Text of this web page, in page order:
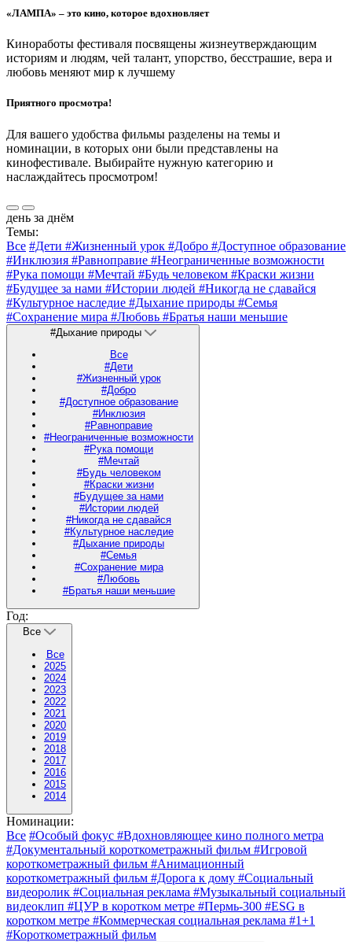
«ЛАМПА» – это кино, которое вдохновляет
Киноработы фестиваля посвящены жизнеутверждающим
историям и людям, чей талант, упорство, бесстрашие, вера и
любовь меняют мир к лучшему
Приятного просмотра!
Для вашего удобства фильмы разделены на темы и
номинации, в которых они были представлены на
кинофестивале. Выбирайте нужную категорию и
наслаждайтесь просмотром!
день за днём
Темы:
Все #Дети #Жизненный урок #Добро #Доступное образование
#Инклюзия #Равноправие #Неограниченные возможности
#Рука помощи #Мечтай #Будь человеком #Краски жизни
#Будущее за нами #Истории людей #Никогда не сдавайся
#Культурное наследие #Дыхание природы #Семья
#Сохранение мира #Любовь #Братья наши меньшие
#Дыхание природы
Все
#Дети
#Жизненный урок
#Добро
#Доступное образование
#Инклюзия
#Равноправие
#Неограниченные возможности
#Рука помощи
#Мечтай
#Будь человеком
#Краски жизни
#Будущее за нами
#Истории людей
#Никогда не сдавайся
#Культурное наследие
#Дыхание природы
#Семья
#Сохранение мира
#Любовь
#Братья наши меньшие
Год:
Все
Все
2025
2024
2023
2022
2021
2020
2019
2018
2017
2016
2015
2014
Номинации:
Все #Особый фокус #Вдохновляющее кино полного метра
#Документальный короткометражный фильм #Игровой
короткометражный фильм #Анимационный
короткометражный фильм #Дорога к дому #Социальный
видеоролик #Социальная реклама #Музыкальный социальный
видеоклип #ЦУР в коротком метре #Пермь-300 #ESG в
коротком метре #Коммерческая социальная реклама #1+1
#Короткометражный фильм